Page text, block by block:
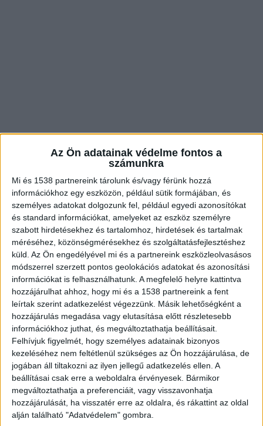
Az Ön adatainak védelme fontos a
számunkra
Mi és 1538 partnereink tárolunk és/vagy férünk hozzá
információkhoz egy eszközön, például sütik formájában, és
személyes adatokat dolgozunk fel, például egyedi azonosítókat
és standard információkat, amelyeket az eszköz személyre
szabott hirdetésekhez és tartalomhoz, hirdetések és tartalmak
méréséhez, közönségmérésekhez és szolgáltatásfejlesztéshez
küld. Az Ön engedélyével mi és a partnereink eszközleolvasásos
módszerrel szerzett pontos geolokációs adatokat és azonosítási
információkat is felhasználhatunk. A megfelelő helyre kattintva
hozzájárulhat ahhoz, hogy mi és a 1538 partnereink a fent
leírtak szerint adatkezelést végezzünk. Másik lehetőségként a
hozzájárulás megadása vagy elutasítása előtt részletesebb
információkhoz juthat, és megváltoztathatja beállításait.
Felhívjuk figyelmét, hogy személyes adatainak bizonyos
kezeléséhez nem feltétlenül szükséges az Ön hozzájárulása, de
jogában áll tiltakozni az ilyen jellegű adatkezelés ellen. A
beállításai csak erre a weboldalra érvényesek. Bármikor
megváltoztathatja a preferenciáit, vagy visszavonhatja
hozzájárulását, ha visszatér erre az oldalra, és rákattint az oldal
alján található "Adatvédelem" gombra.
Hajnali razzia a 2. kerületben
Az ügyészség összehangolt, nagyszabású akciót
indított Budapest több pontján. Az első hírek
még arról szóltak, hogy csak a baloldali elit
érintett: házkutatást tartottak Molnár Zsolt volt
MSZP-s országgyűlési képviselőnél, valamint Őrsi
Gergely jelenlegi 2. kerületi polgármesterél,
akiket ezt követően elő is állítottak. Később
kiderült, hogy a korábbi 2. kerületi fideszes
polgármestert, Láng Zsoltot is bevitték.A
BudapestKörnyéke.hu hírportál legfrissebb híreit
ide kattintva éred el!A Facebookon már 700
ezernél is többen követik a kiadónk portáljait.